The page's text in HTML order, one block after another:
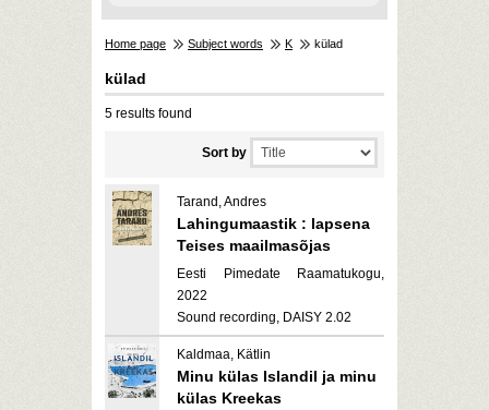
Home page Subject words K külad
külad
5 results found
Sort by
Tarand, Andres
Lahingumaastik : lapsena
Teises maailmasõjas
Eesti Pimedate Raamatukogu,
2022
Sound recording, DAISY 2.02
Kaldmaa, Kätlin
Minu külas Islandil ja minu
külas Kreekas